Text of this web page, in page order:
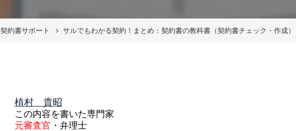
契約書サポート サルでもわかる契約！まとめ：契約書の教科書（契約書チェック・作成）
植村 貴昭
この内容を書いた専門家
元審査官 ・弁理士